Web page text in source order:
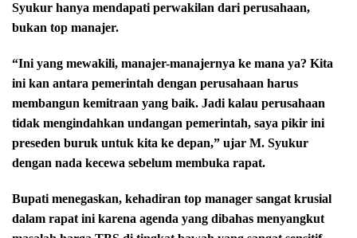
Syukur hanya mendapati perwakilan dari perusahaan,
bukan top manajer.
“Ini yang mewakili, manajer-manajernya ke mana ya? Kita
ini kan antara pemerintah dengan perusahaan harus
membangun kemitraan yang baik. Jadi kalau perusahaan
tidak mengindahkan undangan pemerintah, saya pikir ini
preseden buruk untuk kita ke depan,” ujar M. Syukur
dengan nada kecewa sebelum membuka rapat.
Bupati menegaskan, kehadiran top manager sangat krusial
dalam rapat ini karena agenda yang dibahas menyangkut